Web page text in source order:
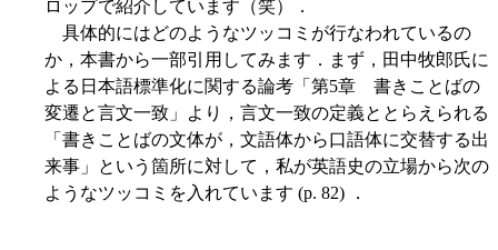
ロップで紹介しています（笑）．
具体的にはどのようなツッコミが行なわれているの
か，本書から一部引用してみます．まず，田中牧郎氏に
よる日本語標準化に関する論考「第5章 書きことばの
変遷と言文一致」より，言文一致の定義ととらえられる
「書きことばの文体が，文語体から口語体に交替する出
来事」という箇所に対して，私が英語史の立場から次の
ようなツッコミを入れています (p. 82) ．